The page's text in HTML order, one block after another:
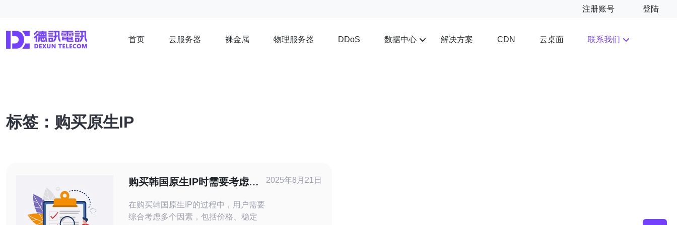
注册账号 登陆
首页 云服务器 裸金属 物理服务器 DDoS 数据中心 解决方案 CDN 云桌面 联系我们
标签：购买原生IP
购买韩国原生IP时需要考虑哪
在购买韩国原生IP的过程中，用户需要
综合考虑多个因素，包括价格、稳定
2025年8月21日